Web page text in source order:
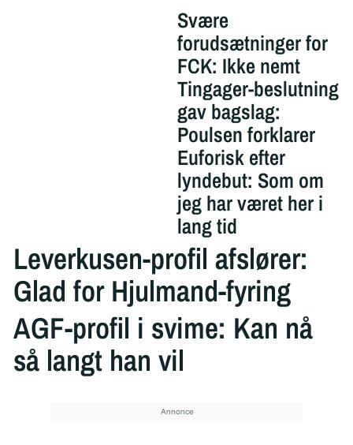
Svære
forudsætninger for
FCK: Ikke nemt
Tingager-beslutning
gav bagslag:
Poulsen forklarer
Euforisk efter
lyndebut: Som om
jeg har været her i
lang tid
Leverkusen-profil afslører:
Glad for Hjulmand-fyring
AGF-profil i svime: Kan nå
så langt han vil